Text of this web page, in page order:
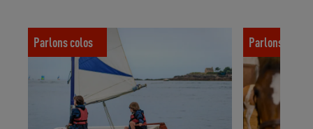
Un enfant plus autonome grâce à la colo !
Parlons colos
Grandir au
équestres
Parlons colos